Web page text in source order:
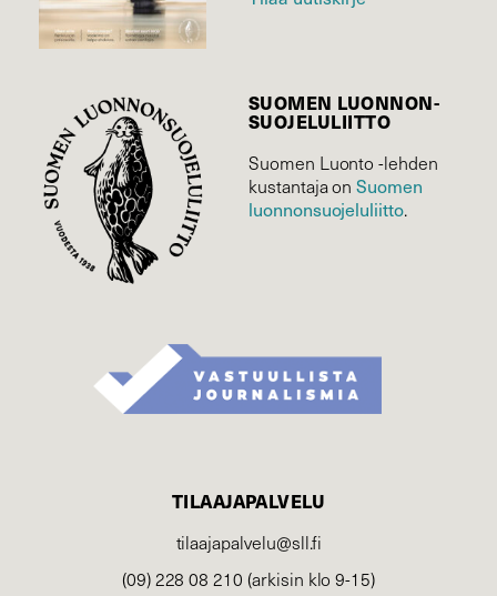
SUOMEN LUONNON­
SUOJELU­LIITTO
Suomen Luonto -lehden
kustantaja onSuomen
luonnonsuojelu­liitto.
TILAAJAPALVELU
tilaajapalvelu@sll.fi
(09) 228 08 210 (arkisin klo 9-15)